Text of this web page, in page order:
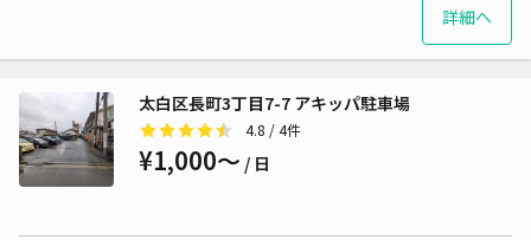
詳細へ
太白区長町3丁目7-7 アキッパ駐車場
4.8 / 4件
¥1,000〜 / 日